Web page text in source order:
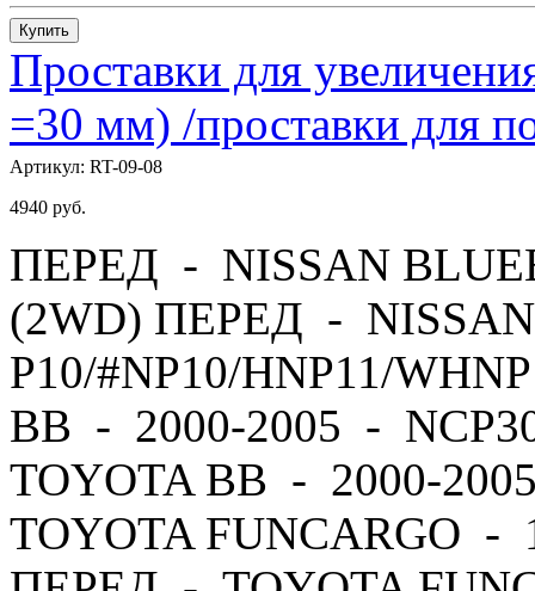
Купить
Проставки для
=30 мм) /проставки для
Артикул: RT-09-08
4940 руб.
ПЕРЕД - NISSAN
(2WD) ПЕРЕД -
P10/#NP10/HNP11/
BB - 2000-2005 -
TOYOTA BB - 2000-
TOYOTA FUNCARGO -